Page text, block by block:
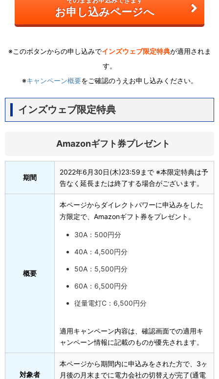
お申し込みページへ
※このボタンからの申し込みでインズウェブ限定特典が適用されま
す。
※キャンペーン概要をご確認のうえお申し込みください。
インズウェブ限定特典
Amazonギフト券プレゼント
期間
2022年6月30日(木)23:59まで ※本限定特典は予
告なく延長または終了する場合がございます。
概要
本ページからダイレクトパワーに申込みをした
方限定で、Amazonギフト券をプレゼント。
30A：500円分
40A：4,500円分
50A：5,500円分
60A：6,500円分
従量電灯C：6,500円分
適用キャンペーン内容は、確認画面での適用キ
ャンペーン情報に記載のものが優先されます。
対象者
本ページから期間内に申込みをされた方で、3ヶ
月後の月末までに電力会社の切替えが完了(通電